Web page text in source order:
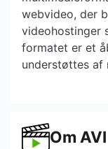
webvideo, der
videohostinger
formatet er et
understøttes af
Om AVI